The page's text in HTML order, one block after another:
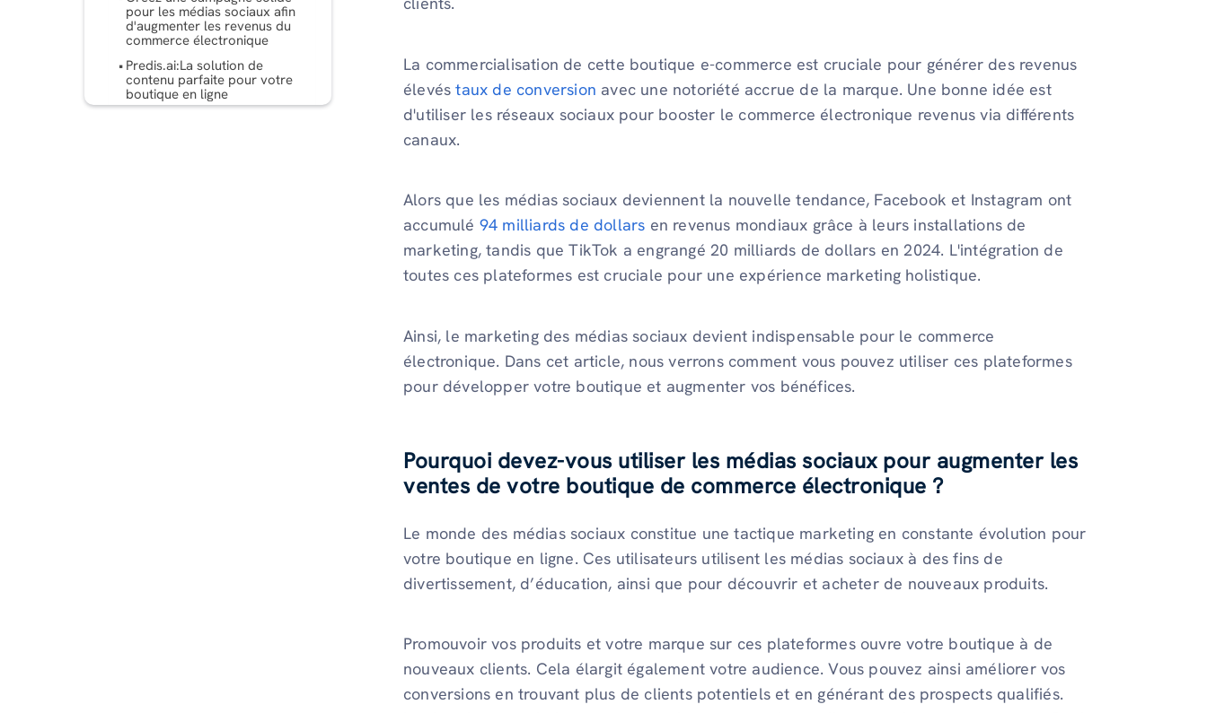
pour les médias sociaux afin
d'augmenter les revenus du
commerce électronique
Predis.ai:La solution de
contenu parfaite pour votre
boutique en ligne
La commercialisation de cette boutique e-commerce est cruciale pour générer des revenus
élevéstaux de conversion avec une notoriété accrue de la marque. Une bonne idée est
d'utiliser les réseaux sociaux pour booster le commerce électronique revenus via différents
canaux.
Alors que les médias sociaux deviennent la nouvelle tendance, Facebook et Instagram ont
accumulé 94 milliards de dollars en revenus mondiaux grâce à leurs installations de
marketing, tandis que TikTok a engrangé 20 milliards de dollars en 2024. L'intégration de
toutes ces plateformes est cruciale pour une expérience marketing holistique.
Ainsi, le marketing des médias sociaux devient indispensable pour le commerce
électronique. Dans cet article, nous verrons comment vous pouvez utiliser ces plateformes
pour développer votre boutique et augmenter vos bénéfices.
Pourquoi devez-vous utiliser les médias sociaux pour augmenter les
ventes de votre boutique de commerce électronique ?
Le monde des médias sociaux constitue une tactique marketing en constante évolution pour
votre boutique en ligne. Ces utilisateurs utilisent les médias sociaux à des fins de
divertissement, d’éducation, ainsi que pour découvrir et acheter de nouveaux produits.
Promouvoir vos produits et votre marque sur ces plateformes ouvre votre boutique à de
nouveaux clients. Cela élargit également votre audience. Vous pouvez ainsi améliorer vos
conversions en trouvant plus de clients potentiels et en générant des prospects qualifiés.